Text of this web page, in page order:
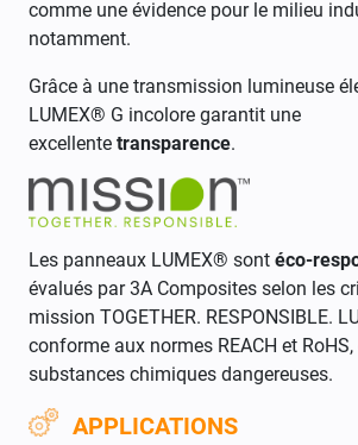
comme une évidence pour le milieu
notamment.
Grâce à une transmission lumineuse
LUMEX® G incolore garantit une
excellente transparence.
Les panneaux LUMEX® sont éco-
évalués par3A Composites selon les
mission TOGETHER. RESPONSIBLE.
conforme aux normes REACH et
substances chimiques dangereuses.
APPLICATIONS